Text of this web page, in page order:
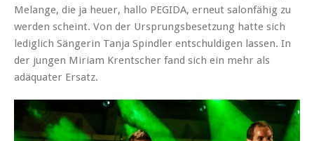
Melange, die ja heuer, hallo PEGIDA, erneut salonfähig zu
werden scheint. Von der Ursprungsbesetzung hatte sich
lediglich Sängerin Tanja Spindler entschuldigen lassen. In
der jungen Miriam Krentscher fand sich ein mehr als
adäquater Ersatz.